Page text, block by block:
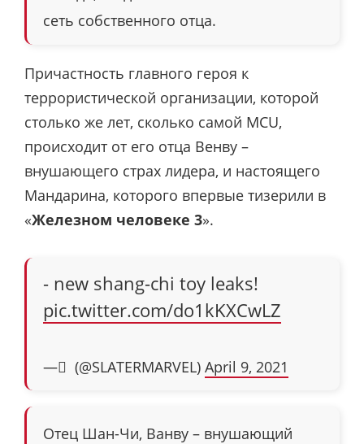
сеть собственного отца.
Причастность главного героя к
террористической организации, которой
столько же лет, сколько самой MCU,
происходит от его отца Венву –
внушающего страх лидера, и настоящего
Мандарина, которого впервые тизерили в
«Железном человеке 3».
- new shang-chi toy leaks!
pic.twitter.com/do1kKXCwLZ
— ً (@SLATERMARVEL) April 9, 2021
Отец Шан-Чи, Ванву – внушающий